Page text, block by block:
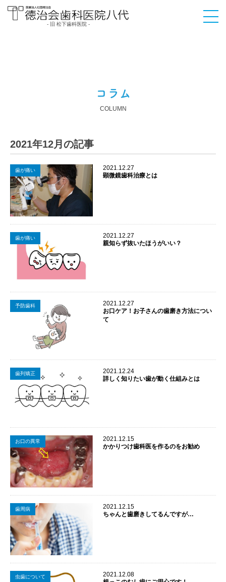
- 旧 松下歯科医院 -
コラム
COLUMN
2021年12月の記事
2021.12.27
歯が痛い
顕微鏡歯科治療とは
2021.12.27
歯が痛い
親知らず抜いたほうがいい？
2021.12.27
予防歯科
お口ケア！お子さんの歯磨き方法につい
て
2021.12.24
歯列矯正
詳しく知りたい歯が動く仕組みとは
2021.12.15
お口の異常
かかりつけ歯科医を作るのをお勧め
2021.12.15
歯周病
ちゃんと歯磨きしてるんですが…
2021.12.08
虫歯について